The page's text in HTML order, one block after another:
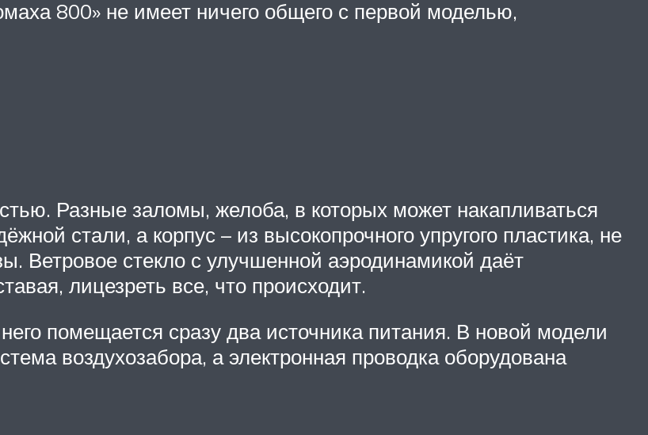
800» не имеет ничего общего с первой моделью,
Разные заломы, желоба, в которых может накапливаться
стали, а корпус – из высокопрочного упругого пластика, не
Ветровое стекло с улучшенной аэродинамикой даёт
лицезреть все, что происходит.
помещается сразу два источника питания. В новой модели
воздухозабора, а электронная проводка оборудована